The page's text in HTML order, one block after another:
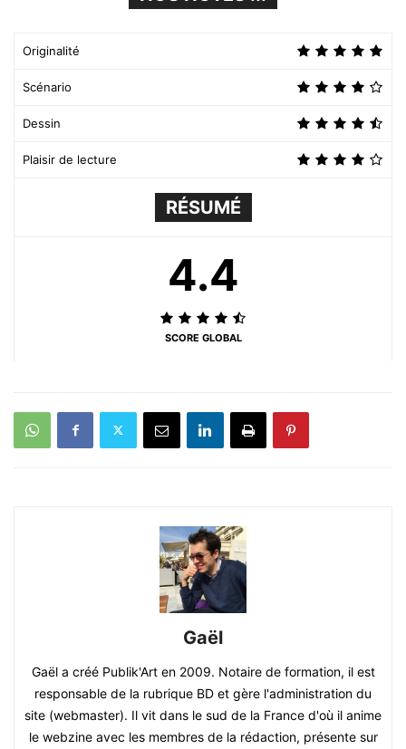
Originalité
Scénario
Dessin
Plaisir de lecture
RÉSUMÉ
4.4
SCORE GLOBAL
Gaël
Gaël a créé Publik'Art en 2009. Notaire de formation, il est
responsable de la rubrique BD et gère l'administration du
site (webmaster). Il vit dans le sud de la France d'où il anime
le webzine avec les membres de la rédaction, présente sur